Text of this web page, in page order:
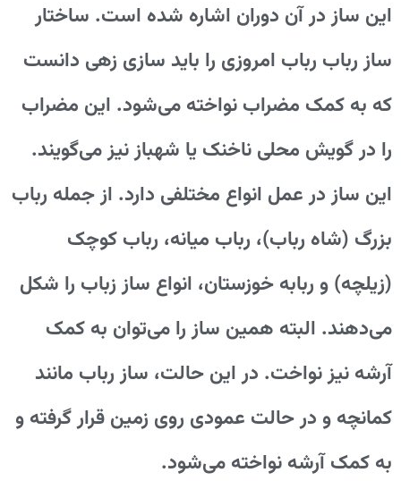
این ساز در آن دوران اشاره شده است. ساختار
ساز رباب رباب امروزی را باید سازی زهی دانست
که به کمک مضراب نواخته می‌شود. این مضراب
را در گویش محلی ناخنک یا شهباز نیز می‌گویند.
این ساز در عمل انواع مختلفی دارد. از جمله رباب
بزرگ (شاه رباب)، رباب میانه، رباب کوچک
(زیلچه) و ربابه خوزستان، انواع ساز زباب را شکل
می‌دهند. البته همین ساز را می‌توان به کمک
آرشه نیز نواخت. در این حالت، ساز رباب مانند
کمانچه و در حالت عمودی روی زمین قرار گرفته و
به کمک آرشه نواخته می‌شود.